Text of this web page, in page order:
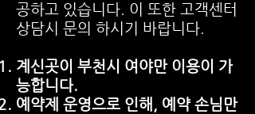
공하고 있습니다. 이 또한 고객센터
상담시 문의 하시기 바랍니다.
계신곳이 부천시 여야만 이용이 가
능합니다.
예약제 운영으로 인해, 예약 손님만